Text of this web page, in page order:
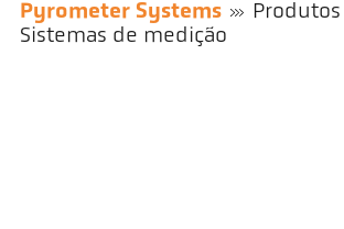
Pyrometer Systems
Produtos
Sistemas de medição